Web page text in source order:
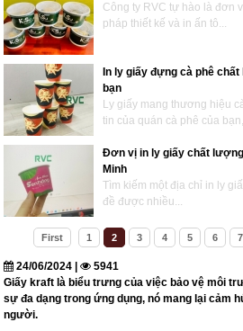
Công ty RVC tự hào là đơn
pháp thiết kế và in ấn tô...
In ly giấy đựng cà phê
bạn
Ly giấy mang thương hiệu
tin của quán cà phê của
Đơn vị in ly giấy chất
Minh
Tìm kiếm một địa chỉ in ly
đề được nhiều...
First 1 2 3 4 5 6 7
24/06/2024 |
5941
Giấy kraft là biểu trưng của việc bảo vệ môi
sự đa dạng trong ứng dụng, nó mang lại cảm
người.